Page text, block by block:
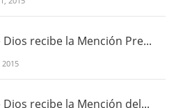
Dios recibe la Mención Pre...
2015
Dios recibe la Mención del...